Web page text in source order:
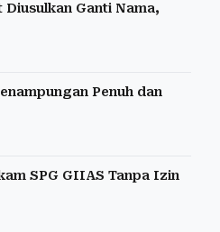
Diusulkan Ganti Nama,
Penuh dan
SPG GIIAS Tanpa Izin